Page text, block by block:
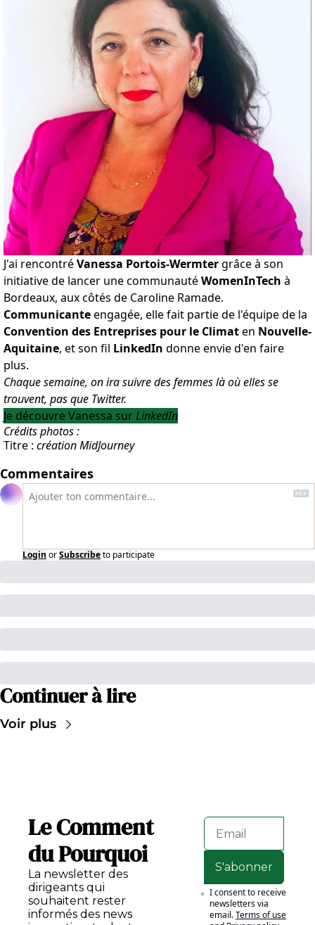
J'ai rencontréVanessa Portois-Wermtergrâce à son
initiative de lancer une communautéWomenInTech à
Bordeaux, aux côtés de Caroline Ramade.
Communicanteengagée, elle fait partie de l'équipe de la
Convention des Entreprises pour le Climaten Nouvelle-
Aquitaine, et son fil LinkedIn donne envie d'en faire
plus.
Chaque semaine, on ira suivre des femmes là où elles se
trouvent, pas que Twitter.
Je découvre Vanessa surLinkedIn
Crédits photos :
Titre : création MidJourney
Commentaires
Login orSubscribeto participate
Continuer à lire
Voir plus
Le Comment
du Pourquoi
La newsletter des
dirigeants qui
souhaitent rester
informés des news
S'abonner
I consent to receive
newsletters via
email.Terms of use